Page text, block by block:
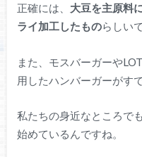
正確には、 大豆を主原料
ライ加工したものらしい
また、モスバーガーや
用したハンバーガーがす
私たちの身近なところで
始めているんですね。